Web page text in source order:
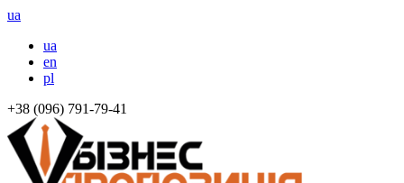
ua
ua
en
pl
+38 (096) 791-79-41